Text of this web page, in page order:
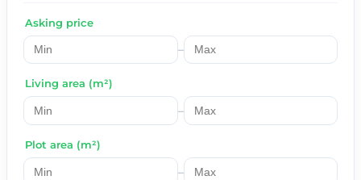
Asking price
–
Living area (m²)
–
Plot area (m²)
–